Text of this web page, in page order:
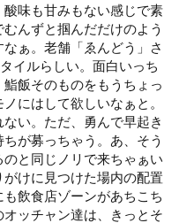
酸味も甘みもない感じで素
んずと掴んだだけのよう
なぁ。老舗「ゑんどう」さ
イルらしい。面白いっち
飯そのものをもうちょっ
にはして欲しいなぁと。
い。ただ、勇んで早起き
が募っちゃう。あ、そう
と同じノリで来ちゃぁい
けに見つけた場内の配置
飲食店ゾーンがあちこち
ッチャン達は、きっとそ